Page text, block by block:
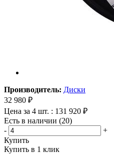
Производитель: Диски
32 980 ₽
Цена за 4 шт. : 131 920 ₽
Есть в наличии (20)
-
+
Купить
Купить в 1 клик